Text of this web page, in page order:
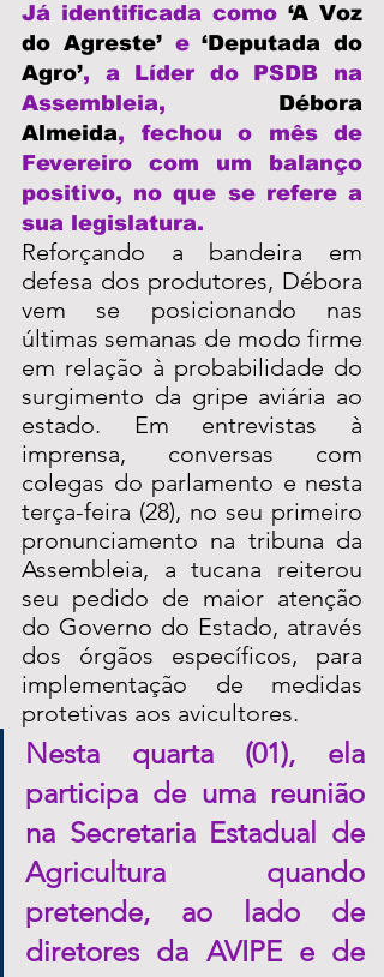
Já identificada como ‘A Voz
do Agreste’ e ‘Deputada do
Agro’, a Líder do PSDB na
Assembleia, Débora
Almeida, fechou o mês de
Fevereiro com um balanço
positivo, no que se refere a
sua legislatura.
Reforçando a bandeira em
defesa dos produtores, Débora
vem se posicionando nas
últimas semanas de modo firme
em relação à probabilidade do
surgimento da gripe aviária ao
estado. Em entrevistas à
imprensa, conversas com
colegas do parlamento e nesta
terça-feira (28), no seu primeiro
pronunciamento na tribuna da
Assembleia, a tucana reiterou
seu pedido de maior atenção
do Governo do Estado, através
dos órgãos específicos, para
implementação de medidas
protetivas aos avicultores.
Nesta quarta (01), ela
participa de uma reunião
na Secretaria Estadual de
Agricultura quando
pretende, ao lado de
diretores da AVIPE e de